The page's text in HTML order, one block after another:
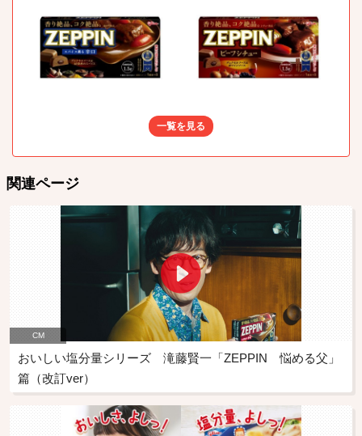
一覧を見る
関連ページ
CM
おいしい塩分量シリーズ 滝藤賢一「ZEPPIN 悩める父」
篇（改訂ver）